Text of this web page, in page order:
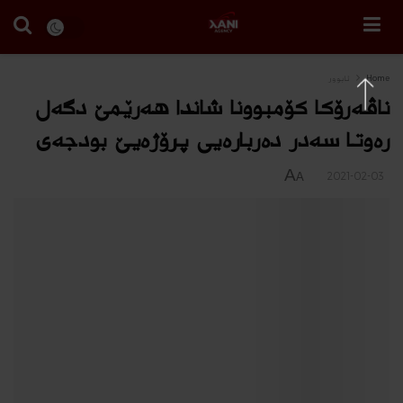
Home ئابوور
ناڤه‌رۆكا كۆمبوونا شاندا هه‌رێمێ دگه‌ل
ره‌وتا سه‌در ده‌رباره‌یى پرۆژه‌یێ بودجه‌ى
A
A